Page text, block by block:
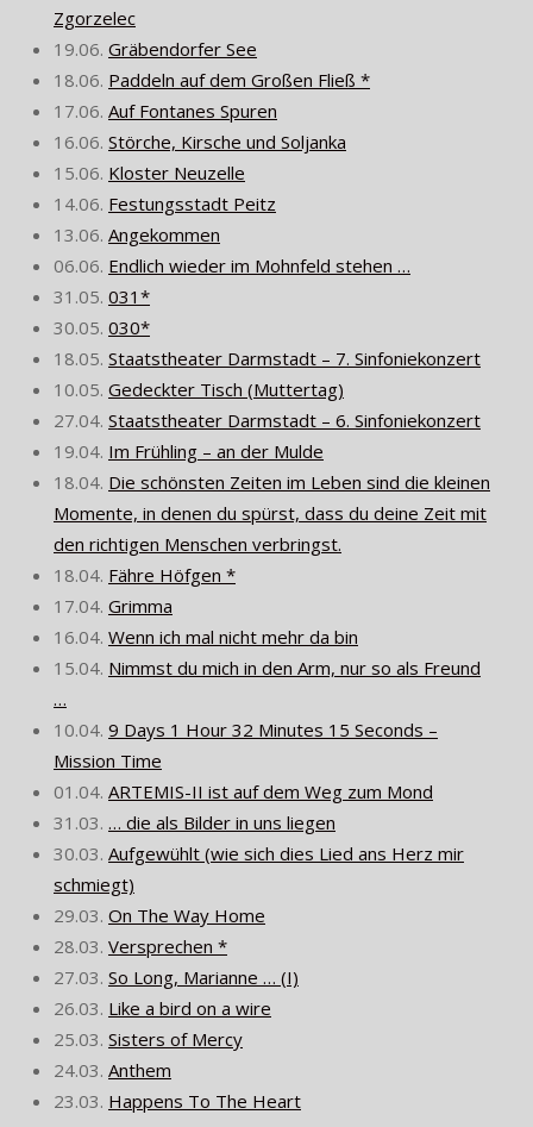
Zgorzelec
19.06. Gräbendorfer See
18.06. Paddeln auf dem Großen Fließ *
17.06. Auf Fontanes Spuren
16.06. Störche, Kirsche und Soljanka
15.06. Kloster Neuzelle
14.06. Festungsstadt Peitz
13.06. Angekommen
06.06. Endlich wieder im Mohnfeld stehen …
31.05. 031*
30.05. 030*
18.05. Staatstheater Darmstadt – 7. Sinfoniekonzert
10.05. Gedeckter Tisch (Muttertag)
27.04. Staatstheater Darmstadt – 6. Sinfoniekonzert
19.04. Im Frühling – an der Mulde
18.04. Die schönsten Zeiten im Leben sind die kleinen
Momente, in denen du spürst, dass du deine Zeit mit
den richtigen Menschen verbringst.
18.04. Fähre Höfgen *
17.04. Grimma
16.04. Wenn ich mal nicht mehr da bin
15.04. Nimmst du mich in den Arm, nur so als Freund
…
10.04. 9 Days 1 Hour 32 Minutes 15 Seconds –
Mission Time
01.04. ARTEMIS-II ist auf dem Weg zum Mond
31.03. … die als Bilder in uns liegen
30.03. Aufgewühlt (wie sich dies Lied ans Herz mir
schmiegt)
29.03. On The Way Home
28.03. Versprechen *
27.03. So Long, Marianne … (I)
26.03. Like a bird on a wire
25.03. Sisters of Mercy
24.03. Anthem
23.03. Happens To The Heart